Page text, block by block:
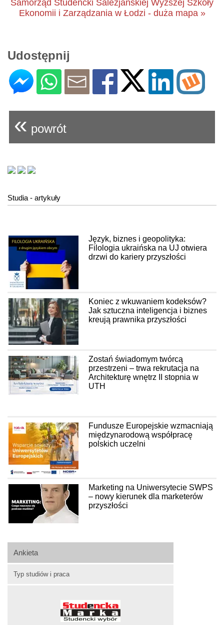
Ankieta
Typ studiów i praca
Samorząd Studencki Salezjańskiej Wyższej Szkoły
Ekonomii i Zarządzania w Łodzi - duża mapa »
Udostępnij
« powrót
Studia - artykuły
Język, biznes i geopolityka:
Filologia ukraińska na UJ otwiera
drzwi do kariery przyszłości
Koniec z wkuwaniem kodeksów?
Jak sztuczna inteligencja i biznes
kreują prawnika przyszłości
Zostań świadomym twórcą
przestrzeni – trwa rekrutacja na
Architekturę wnętrz II stopnia w
UTH
Fundusze Europejskie wzmacniają
międzynarodową współpracę
polskich uczelni
Marketing na Uniwersytecie SWPS
– nowy kierunek dla marketerów
przyszłości